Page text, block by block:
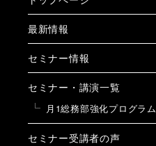
最新情報
セミナー情報
セミナー・講演一覧
月1総務部強化プログラム
セミナー受講者の声